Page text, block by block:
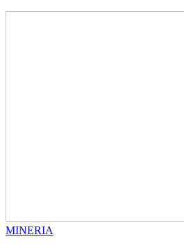
MINERIA